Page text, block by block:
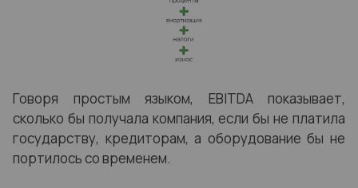
Говоря простым языком, EBITDA показывает,
сколько бы получала компания, если бы не платила
государству, кредиторам, а оборудование бы не
портилось со временем.